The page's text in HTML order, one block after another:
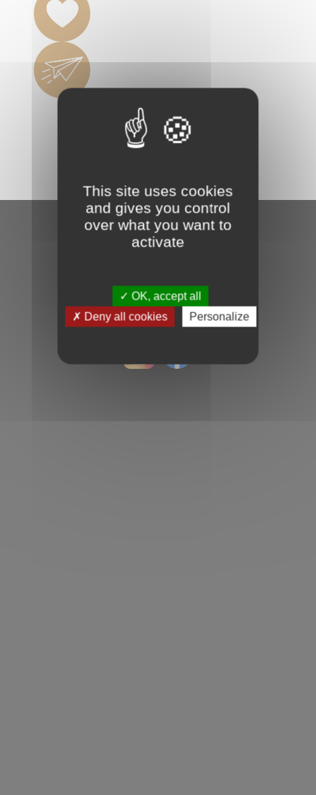
Suivez-nous sur les réseaux
This site uses cookies
and gives you control
over what you want to
activate
OK, accept all
Deny all cookies
Personalize